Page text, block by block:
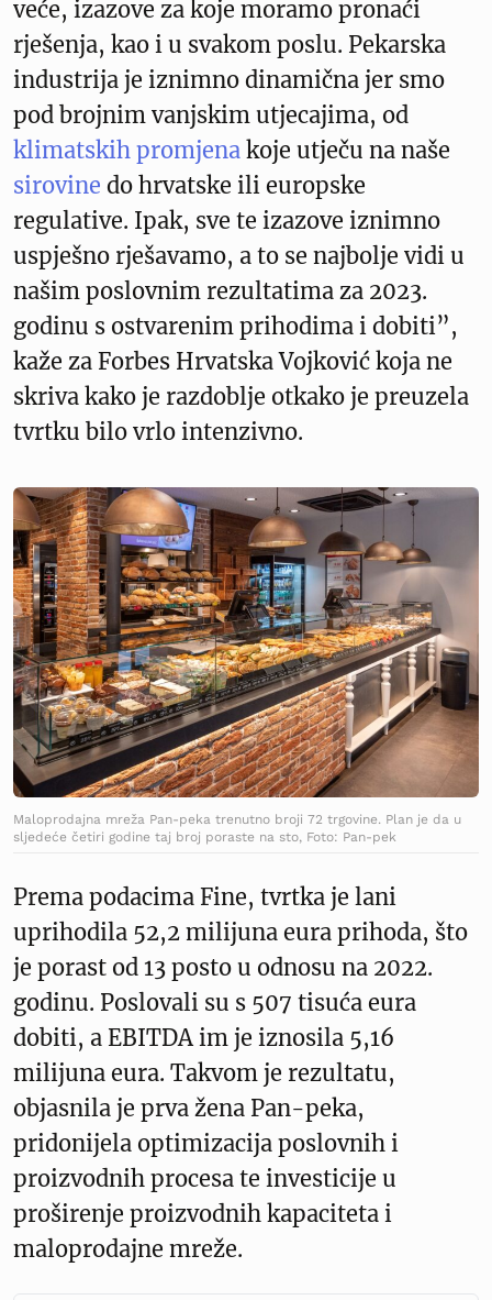
veće, izazove za koje moramo pronaći
rješenja, kao i u svakom poslu. Pekarska
industrija je iznimno dinamična jer smo
pod brojnim vanjskim utjecajima, od
klimatskih promjena koje utječu na naše
sirovine do hrvatske ili europske
regulative. Ipak, sve te izazove iznimno
uspješno rješavamo, a to se najbolje vidi u
našim poslovnim rezultatima za 2023.
godinu s ostvarenim prihodima i dobiti”,
kaže za Forbes Hrvatska Vojković koja ne
skriva kako je razdoblje otkako je preuzela
tvrtku bilo vrlo intenzivno.
Maloprodajna mreža Pan-peka trenutno broji 72 trgovine. Plan je da u
sljedeće četiri godine taj broj poraste na sto, Foto: Pan-pek
Prema podacima Fine, tvrtka je lani
uprihodila 52,2 milijuna eura prihoda, što
je porast od 13 posto u odnosu na 2022.
godinu. Poslovali su s 507 tisuća eura
dobiti, a EBITDA im je iznosila 5,16
milijuna eura. Takvom je rezultatu,
objasnila je prva žena Pan-peka,
pridonijela optimizacija poslovnih i
proizvodnih procesa te investicije u
proširenje proizvodnih kapaciteta i
maloprodajne mreže.